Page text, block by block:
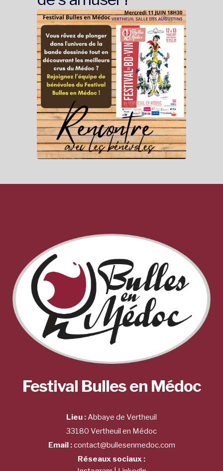
Festival Bulles en Médoc
Lieu :Abbaye de Vertheuil
33180 Vertheuil en Médoc
Email :contact@bullesenmedoc.com
Réseaux sociaux :